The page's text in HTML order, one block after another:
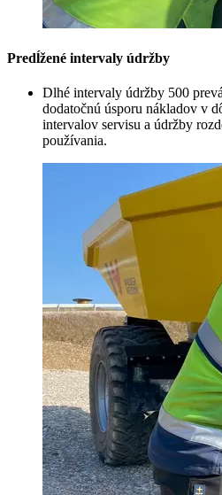
Predĺžené intervaly údržby
Dlhé intervaly údržby 500
dodatočnú úsporu nákladov v
intervalov servisu a údržby
používania.